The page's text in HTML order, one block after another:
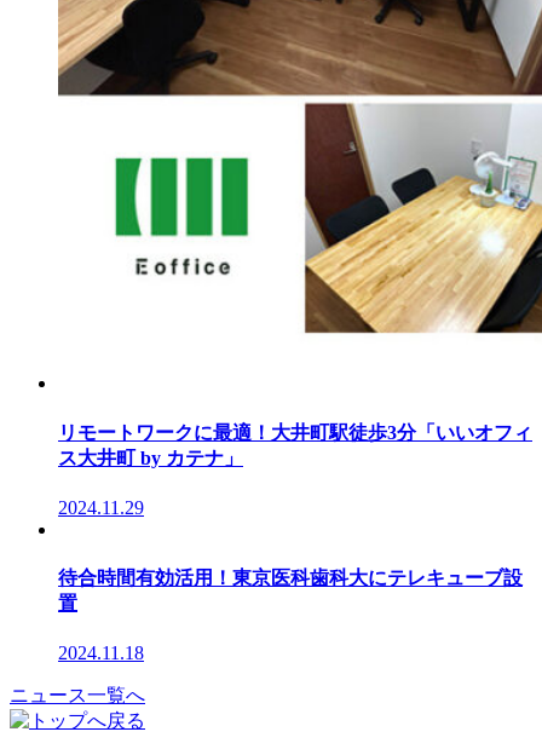
リモートワークに最適！大井町駅徒歩3分「いいオフィ
ス大井町 by カテナ」
2024.11.29
待合時間有効活用！東京医科歯科大にテレキューブ設
置
2024.11.18
ニュース一覧へ